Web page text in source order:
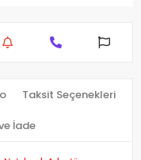
Taksit Seçenekleri
İade